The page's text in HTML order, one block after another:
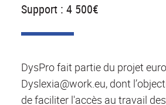
Support : 4 500€
DysPro fait partie du projet
Dyslexia@work.eu, dont
de faciliter l'accès au travail